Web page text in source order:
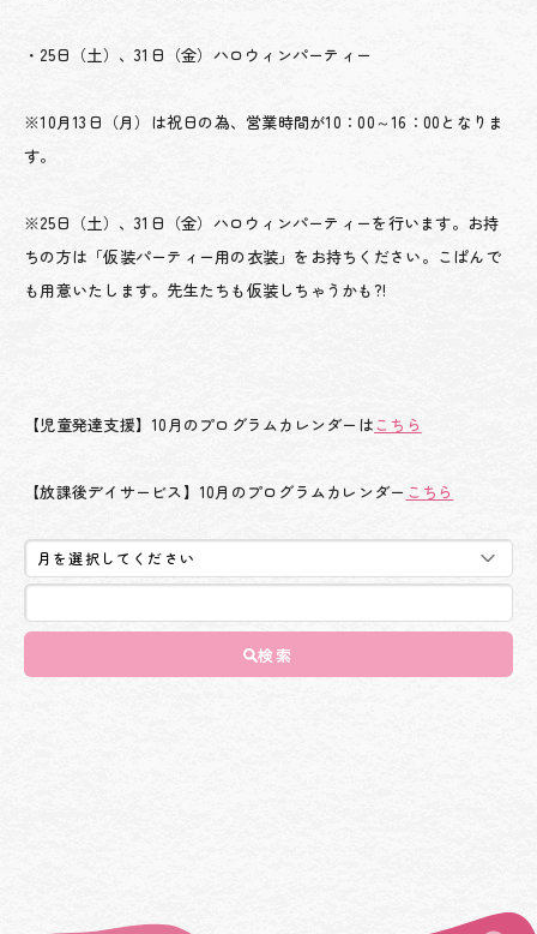
・25日（土）、31日（金）ハロウィンパーティー
※10月13日（月）は祝日の為、営業時間が10：00～16：00となりま
す。
※25日（土）、31日（金）ハロウィンパーティーを行います。お持
ちの方は「仮装パーティー用の衣装」をお持ちください。こぱんで
も用意いたします。先生たちも仮装しちゃうかも?!
【児童発達支援】10月のプログラムカレンダーはこちら
【放課後デイサービス】10月のプログラムカレンダー こちら
検索